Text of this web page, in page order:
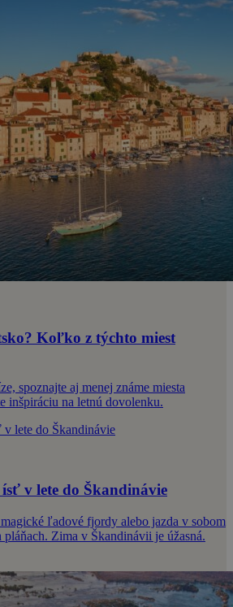
Koľko z týchto miest
spoznajte aj menej známe miesta
inšpiráciu na letnú dovolenku.
v lete do Škandinávie
ľadové fjordy alebo jazda v sobom
pláňach. Zima v Škandinávii je úžasná.